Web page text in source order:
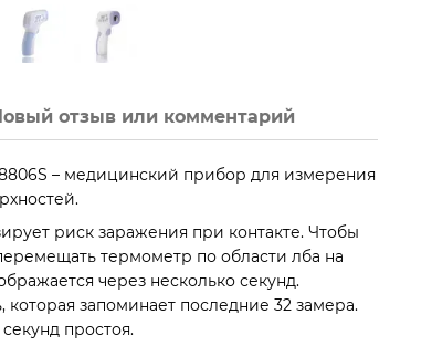
отзыв или комментарий
– медицинский прибор для измерения
риск заражения при контакте. Чтобы
термометр по области лба на
через несколько секунд.
запоминает последние 32 замера.
простоя.